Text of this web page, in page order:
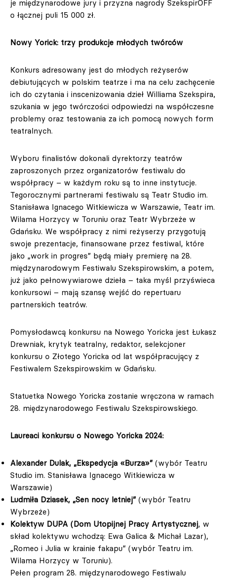
je międzynarodowe jury i przyzna nagrody SzekspirOFF
o łącznej puli 15 000 zł.
Nowy Yorick: trzy produkcje młodych twórców
Konkurs adresowany jest do młodych reżyserów
debiutujących w polskim teatrze i ma na celu zachęcenie
ich do czytania i inscenizowania dzieł Williama Szekspira,
szukania w jego twórczości odpowiedzi na współczesne
problemy oraz testowania za ich pomocą nowych form
teatralnych.
Wyboru finalistów dokonali dyrektorzy teatrów
zaproszonych przez organizatorów festiwalu do
współpracy – w każdym roku są to inne instytucje.
Tegorocznymi partnerami festiwalu są Teatr Studio im.
Stanisława Ignacego Witkiewicza w Warszawie, Teatr im.
Wilama Horzycy w Toruniu oraz Teatr Wybrzeże w
Gdańsku. We współpracy z nimi reżyserzy przygotują
swoje prezentacje, finansowane przez festiwal, które
jako „work in progres” będą miały premierę na 28.
międzynarodowym Festiwalu Szekspirowskim, a potem,
już jako pełnowywiarowe dzieła – taka myśl przyświeca
konkursowi – mają szansę wejść do repertuaru
partnerskich teatrów.
Pomysłodawcą konkursu na Nowego Yoricka jest Łukasz
Drewniak, krytyk teatralny, redaktor, selekcjoner
konkursu o Złotego Yoricka od lat współpracujący z
Festiwalem Szekspirowskim w Gdańsku.
Statuetka Nowego Yoricka zostanie wręczona w ramach
28. międzynarodowego Festiwalu Szekspirowskiego.
Laureaci konkursu o Nowego Yoricka 2024:
Alexander Dulak, „Ekspedycja «Burza»” (wybór Teatru
Studio im. Stanisława Ignacego Witkiewicza w
Warszawie)
Ludmiła Dziasek, „Sen nocy letniej” (wybór Teatru
Wybrzeże)
Kolektyw DUPA (Dom Utopijnej Pracy Artystycznej, w
skład kolektywu wchodzą: Ewa Galica & Michał Lazar),
„Romeo i Julia w krainie fakapu” (wybór Teatru im.
Wilama Horzycy w Toruniu).
Pełen program 28. międzynarodowego Festiwalu